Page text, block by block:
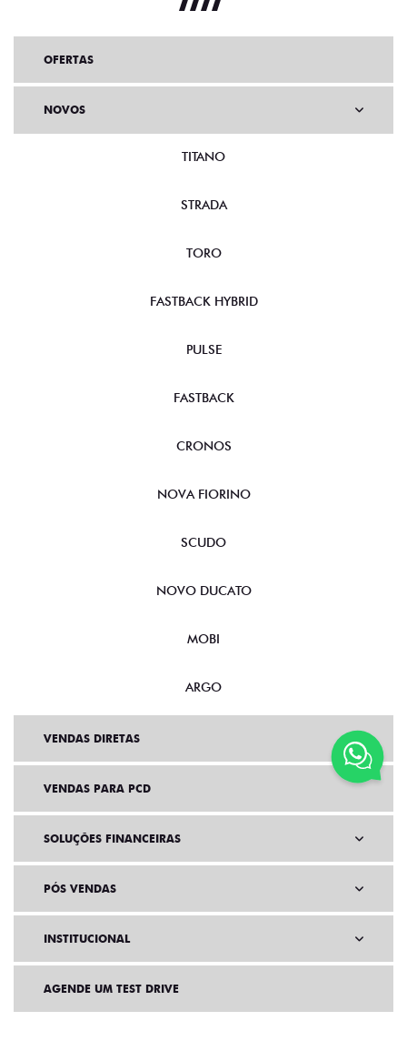
OFERTAS
NOVOS
TITANO
STRADA
TORO
FASTBACK HYBRID
PULSE
FASTBACK
CRONOS
NOVA FIORINO
SCUDO
NOVO DUCATO
MOBI
ARGO
VENDAS DIRETAS
VENDAS PARA PCD
SOLUÇÕES FINANCEIRAS
PÓS VENDAS
INSTITUCIONAL
AGENDE UM TEST DRIVE